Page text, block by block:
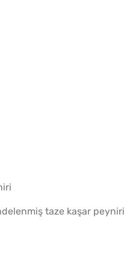
taze kaşar peyniri